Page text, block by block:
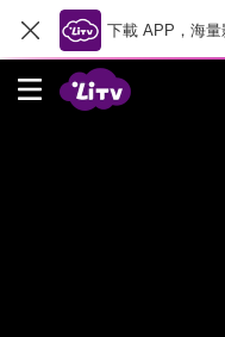
下載 APP，海